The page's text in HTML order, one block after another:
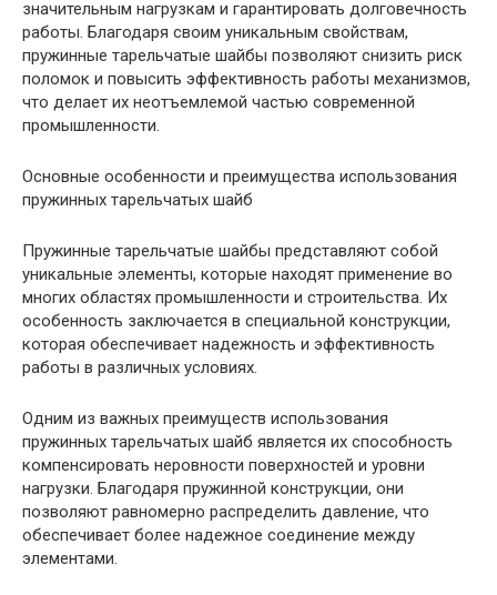
значительным нагрузкам и гарантировать долговечность
работы. Благодаря своим уникальным свойствам,
пружинные тарельчатые шайбы позволяют снизить риск
поломок и повысить эффективность работы механизмов,
что делает их неотъемлемой частью современной
промышленности.
Основные особенности и преимущества использования
пружинных тарельчатых шайб
Пружинные тарельчатые шайбы представляют собой
уникальные элементы, которые находят применение во
многих областях промышленности и строительства. Их
особенность заключается в специальной конструкции,
которая обеспечивает надежность и эффективность
работы в различных условиях.
Одним из важных преимуществ использования
пружинных тарельчатых шайб является их способность
компенсировать неровности поверхностей и уровни
нагрузки. Благодаря пружинной конструкции, они
позволяют равномерно распределить давление, что
обеспечивает более надежное соединение между
элементами.